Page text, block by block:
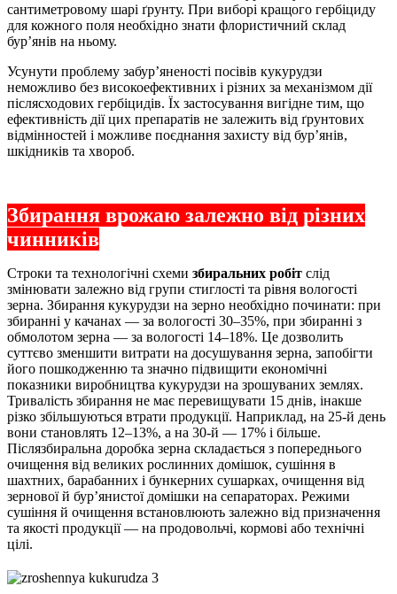
сантиметровому шарі ґрунту. При виборі кращого гербіциду
для кожного поля необхідно знати флористичний склад
бур’янів на ньому.
Усунути проблему забур’я­неності посівів кукурудзи
неможливо без високоефективних і різних за механізмом дії
післясходових гербіцидів. Їх застосування вигідне тим, що
ефективність дії цих препаратів не залежить від ґрунтових
відмінностей і можливе поєднання захисту від бур’янів,
шкідників та хвороб.
Збирання врожаю залежно від різних
чинників
Строки та технологічні схеми збиральних робіт слід
змінювати залежно від групи стиглості та рівня вологості
зерна. Збирання кукурудзи на зерно необхідно починати: при
збиранні у качанах — за вологості 30–35%, при збиранні з
обмолотом зерна — за вологості 14–18%. Це дозволить
суттєво зменшити витрати на досушування зерна, запобігти
його пошкодженню та значно підвищити економічні
показники виробництва кукурудзи на зрошуваних землях.
Тривалість збирання не має перевищувати 15 днів, інакше
різко збільшуються втрати продукції. Наприклад, на 25-й день
вони становлять 12–13%, а на 30-й — 17% і більше.
Післязбиральна доробка зерна складається з попереднього
очищення від великих рослинних домішок, сушіння в
шахтних, барабанних і бункерних сушарках, очищення від
зернової й бур’янистої домішки на сепараторах. Режими
сушіння й очищення встановлюють залежно від призначення
та якості продукції — на продовольчі, кормові або технічні
цілі.